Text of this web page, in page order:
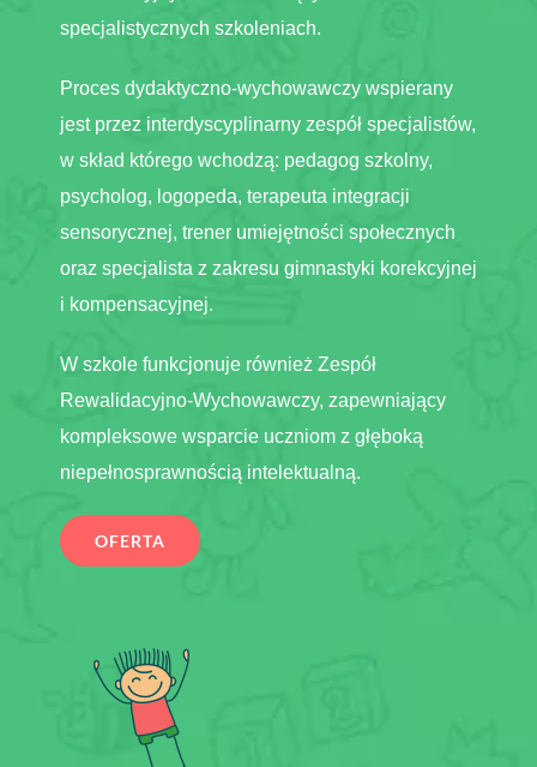
specjalistycznych szkoleniach.
Proces dydaktyczno-wychowawczy wspierany
jest przez interdyscyplinarny zespół specjalistów,
w skład którego wchodzą: pedagog szkolny,
psycholog, logopeda, terapeuta integracji
sensorycznej, trener umiejętności społecznych
oraz specjalista z zakresu gimnastyki korekcyjnej
i kompensacyjnej.
W szkole funkcjonuje również Zespół
Rewalidacyjno-Wychowawczy, zapewniający
kompleksowe wsparcie uczniom z głęboką
niepełnosprawnością intelektualną.
OFERTA